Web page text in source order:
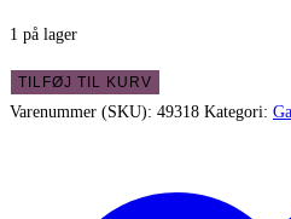
1 på lager
Aksini
kande
TILFØJ TIL KURV
Varenummer (SKU): 49318 Kategori: